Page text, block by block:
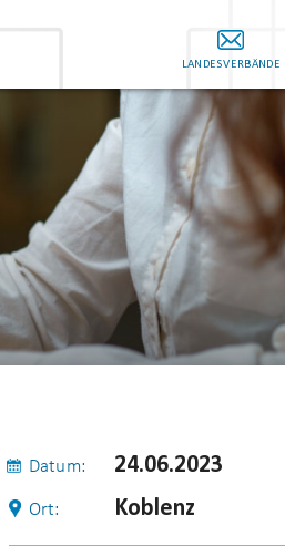
LANDESVERBÄNDE
Datum: 24.06.2023
Ort: Koblenz